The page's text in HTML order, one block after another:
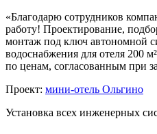
«Благодарю сотрудников
работу! Проектирование,
монтаж под ключ автономной
водоснабжения для отеля 200
по ценам, согласованным при
Проект: мини-отель Ольгино
Установка всех инженерных